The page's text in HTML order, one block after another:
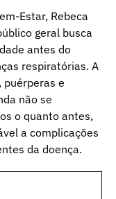
Estar, Rebeca
geral busca
antes do
respiratórias. A
puérperas e
não se
o quanto antes,
a complicações
da doença.